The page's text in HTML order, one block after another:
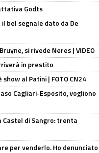
Godts
bel segnale dato da De
si rivede Neres | VIDEO
in prestito
al Patini | FOTO CN24
Cagliari-Esposito, vogliono
di Sangro: trenta
per venderlo. Ho denunciato